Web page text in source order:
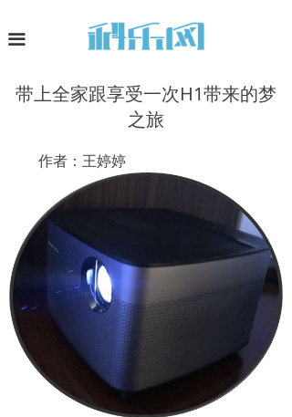
끀
科技资讯
带上全家跟享受一次H1带来的梦
之旅
作者：王婷婷